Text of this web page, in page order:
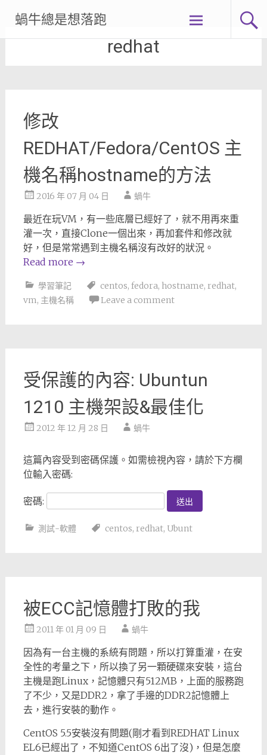
content
蝸牛總是想落跑
redhat
修改
REDHAT/Fedora/CentOS 主
機名稱hostname的方法
2016 年 07 月 04 日 蝸牛
最近在玩VM，有一些底層已經好了，就不用再來重
灌一次，直接Clone一個出來，再加套件和修改就
好，但是常常遇到主機名稱沒有改好的狀況。
Read more →
學習筆記 centos, fedora, hostname, redhat,
vm, 主機名稱 Leave a comment
受保護的內容: Ubuntun
1210 主機架設&最佳化
2012 年 12 月 28 日 蝸牛
這篇內容受到密碼保護。如需檢視內容，請於下方欄
位輸入密碼:
密碼:
測試-軟體 centos, redhat, Ubunt
被ECC記憶體打敗的我
2011 年 01 月 09 日 蝸牛
因為有一台主機的系統有問題，所以打算重灌，在安
全性的考量之下，所以換了另一顆硬碟來安裝，這台
主機是跑Linux，記憶體只有512MB，上面的服務跑
了不少，又是DDR2，拿了手邊的DDR2記憶體上
去，進行安裝的動作。
CentOS 5.5安裝沒有問題(剛才看到REDHAT Linux
EL6已經出了，不知道CentOS 6出了沒)，但是怎麼